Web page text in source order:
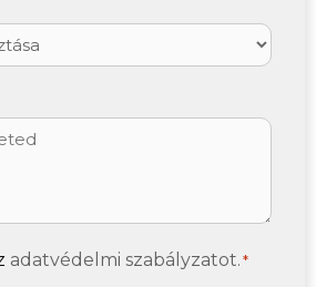
adatvédelmi szabályzatot.*